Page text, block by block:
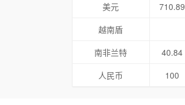
美元
710.89
越南盾
南非兰特
40.84
人民币
100